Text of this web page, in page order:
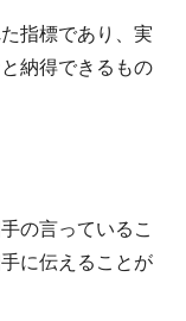
指標であり、実
納得できるもの
の言っているこ
に伝えることが